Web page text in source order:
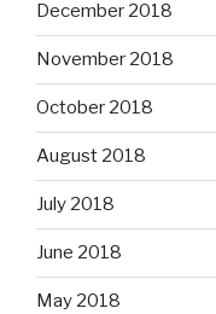
December 2018
November 2018
October 2018
August 2018
July 2018
June 2018
May 2018